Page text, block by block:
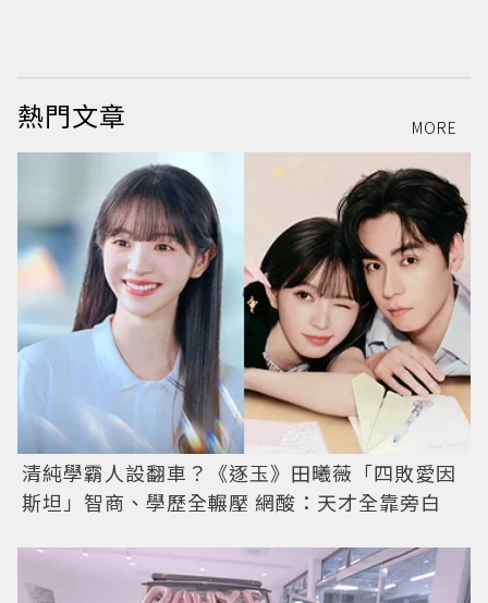
熱門文章 MORE
清純學霸人設翻車？《逐玉》田曦薇「四敗愛因
斯坦」智商、學歷全輾壓 網酸：天才全靠旁白